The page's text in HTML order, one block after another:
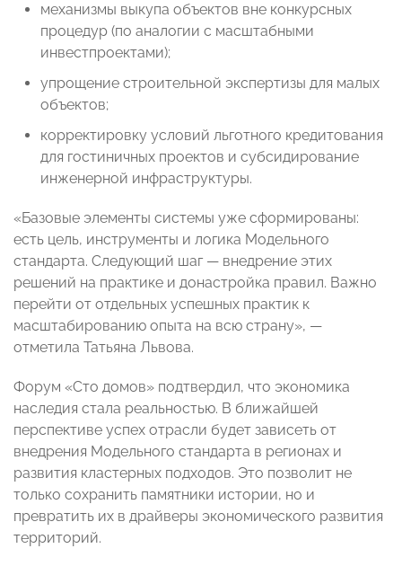
механизмы выкупа объектов вне конкурсных
процедур (по аналогии с масштабными
инвестпроектами);
упрощение строительной экспертизы для малых
объектов;
корректировку условий льготного кредитования
для гостиничных проектов и субсидирование
инженерной инфраструктуры.
«Базовые элементы системы уже сформированы:
есть цель, инструменты и логика Модельного
стандарта. Следующий шаг — внедрение этих
решений на практике и донастройка правил. Важно
перейти от отдельных успешных практик к
масштабированию опыта на всю страну», —
отметила Татьяна Львова.
Форум «Сто домов» подтвердил, что экономика
наследия стала реальностью. В ближайшей
перспективе успех отрасли будет зависеть от
внедрения Модельного стандарта в регионах и
развития кластерных подходов. Это позволит не
только сохранить памятники истории, но и
превратить их в драйверы экономического развития
территорий.